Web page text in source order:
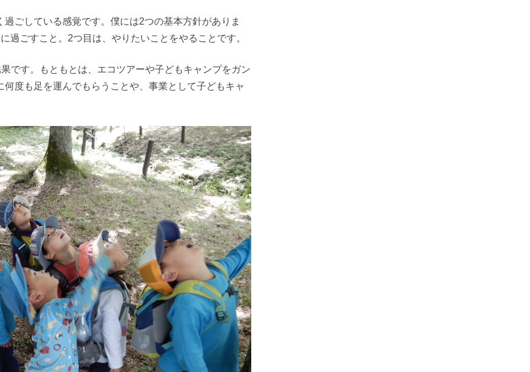
ごしている感覚です。僕には2つの基本方針がありま
過ごすこと。2つ目は、やりたいことをやることです。
です。もともとは、エコツアーや子どもキャンプをガン
度も足を運んでもらうことや、事業として子どもキャ